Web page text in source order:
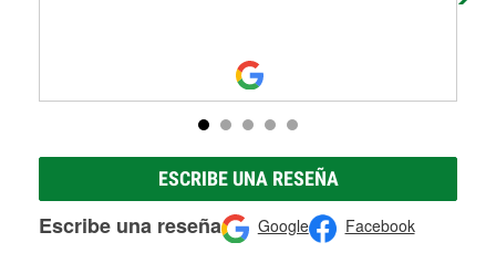
ESCRIBE UNA RESEÑA
Escribe una reseña Google Facebook